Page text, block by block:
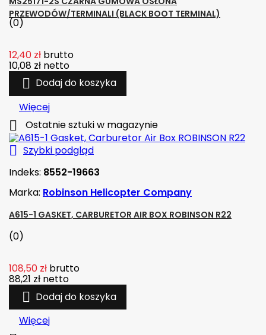
PRZEWODÓW/TERMINALI (BLACK BOOT TERMINAL)
(0)
12,40 zł brutto
10,08 zł netto
 Dodaj do koszyka
Więcej
 Ostatnie sztuki w magazynie
 Szybki podgląd
Indeks: 8552-19663
Marka: Robinson Helicopter Company
A615-1 GASKET, CARBURETOR AIR BOX ROBINSON R22
(0)
108,50 zł brutto
88,21 zł netto
 Dodaj do koszyka
Więcej